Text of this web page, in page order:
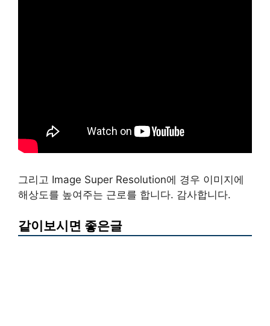
그리고 Image Super Resolution에 경우 이미지에
해상도를 높여주는 근로를 합니다. 감사합니다.
같이보시면 좋은글